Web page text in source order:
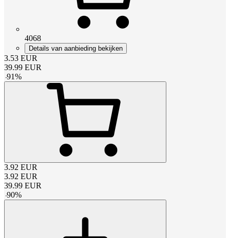
4068
Details van aanbieding bekijken
3.53 EUR
39.99 EUR
-91%
3.92 EUR
3.92 EUR
39.99 EUR
-90%